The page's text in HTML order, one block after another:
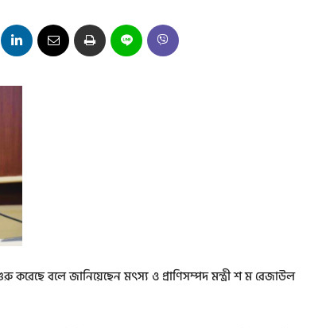
করেছে বলে জানিয়েছেন মৎস্য ও প্রাণিসম্পদ মন্ত্রী শ ম রেজাউল